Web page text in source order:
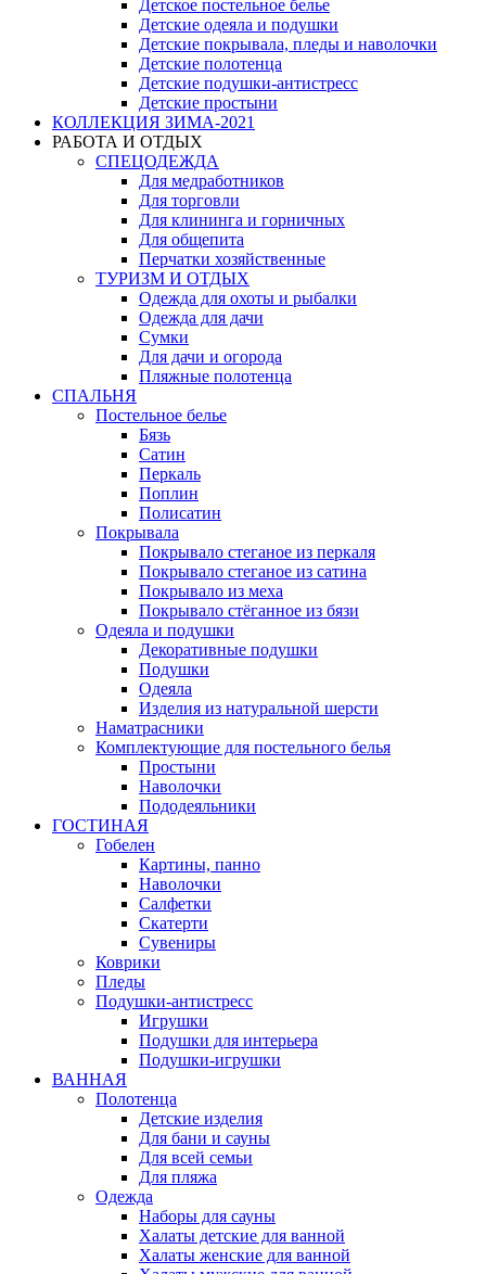
Детское постельное белье
Детские одеяла и подушки
Детские покрывала, пледы и наволочки
Детские полотенца
Детские подушки-антистресс
Детские простыни
КОЛЛЕКЦИЯ ЗИМА-2021
РАБОТА И ОТДЫХ
СПЕЦОДЕЖДА
Для медработников
Для торговли
Для клининга и горничных
Для общепита
Перчатки хозяйственные
ТУРИЗМ И ОТДЫХ
Одежда для охоты и рыбалки
Одежда для дачи
Сумки
Для дачи и огорода
Пляжные полотенца
СПАЛЬНЯ
Постельное белье
Бязь
Сатин
Перкаль
Поплин
Полисатин
Покрывала
Покрывало стеганое из перкаля
Покрывало стеганое из сатина
Покрывало из меха
Покрывало стёганное из бязи
Одеяла и подушки
Декоративные подушки
Подушки
Одеяла
Изделия из натуральной шерсти
Наматраcники
Комплектующие для постельного белья
Простыни
Наволочки
Пододеяльники
ГОСТИНАЯ
Гобелен
Картины, панно
Наволочки
Салфетки
Скатерти
Сувениры
Коврики
Пледы
Подушки-антистресс
Игрушки
Подушки для интерьера
Подушки-игрушки
ВАННАЯ
Полотенца
Детские изделия
Для бани и сауны
Для всей семьи
Для пляжа
Одежда
Наборы для сауны
Халаты детские для ванной
Халаты женские для ванной